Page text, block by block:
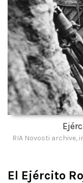
RIA Novosti archive,
El Ejército